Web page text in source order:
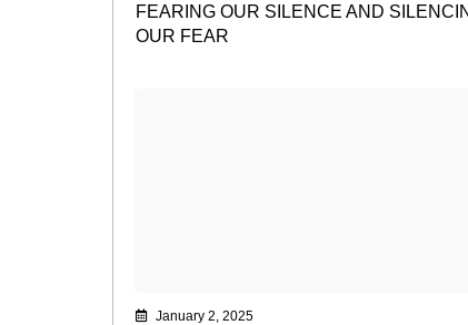
FEARING OUR SILENCE AND
OUR FEAR
January 2, 2025